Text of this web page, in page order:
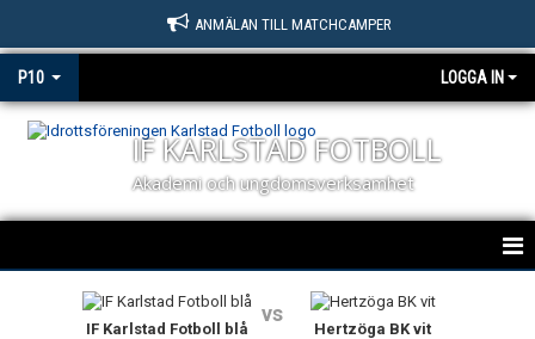
ANMÄLAN TILL MATCHCAMPER
P10 LOGGA IN
IF KARLSTAD FOTBOLL
Akademi och ungdomsverksamhet
IF Karlstad Fotboll blå
vs
Hertzöga BK vit